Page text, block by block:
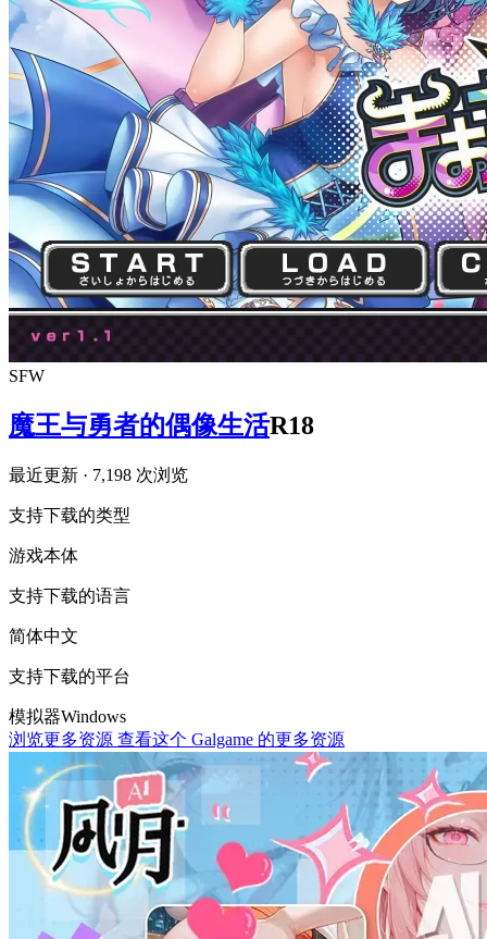
SFW
魔王与勇者的偶像生活R18
最近更新 · 7,198 次浏览
支持下载的类型
游戏本体
支持下载的语言
简体中文
支持下载的平台
模拟器Windows
浏览更多资源 查看这个 Galgame 的更多资源